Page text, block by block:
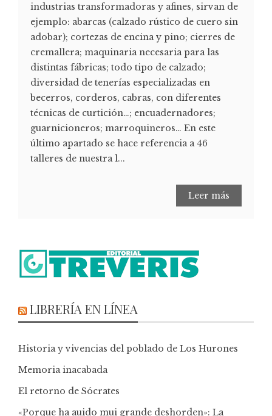
industrias transformadoras y afines, sirvan de
ejemplo: abarcas (calzado rústico de cuero sin
adobar); cortezas de encina y pino; cierres de
cremallera; maquinaria necesaria para las
distintas fábricas; todo tipo de calzado;
diversidad de tenerías especializadas en
becerros, corderos, cabras, con diferentes
técnicas de curtición…; encuadernadores;
guarnicioneros; marroquineros… En este
último apartado se hace referencia a 46
talleres de nuestra l...
Leer más
LIBRERÍA EN LÍNEA
Historia y vivencias del poblado de Los Hurones
Memoria inacabada
El retorno de Sócrates
«Porque ha auido mui grande deshorden»: La